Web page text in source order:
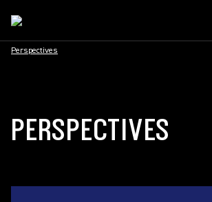
Perspectives
PERSPECTIVES